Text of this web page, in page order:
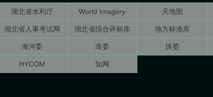
湖北省水利厅 World Imagery 天地图
湖北省人事考试网 湖北省综合评标库 地方标准库
海河委 淮委 珠委
HYCOM 知网